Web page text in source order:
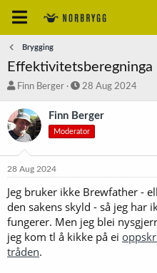
Brygging
T
å
d
s
t
e
r
Finn Berger
S
a
r
t
o
28 Aug 2024
Finn Berger
Moderator
28 Aug 2024
Jeg bruker ikke Brewfather -
den sakens skyld - så jeg har
fungerer. Men jeg blei
jeg kom tl å kikke på ei
tråden.